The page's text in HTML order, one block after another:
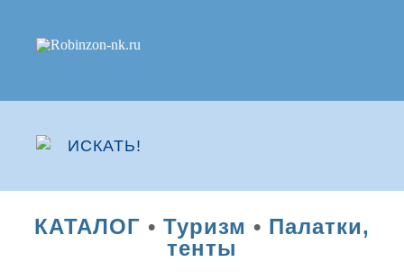
КАТАЛОГ • Туризм • Палатки,
тенты